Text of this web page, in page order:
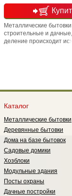
Металлические
строительные и
деление происходит
изготовлении всех
вариантов
Разница заключается
Каталог
Металлические бытовки
Деревянные бытовки
Дома на базе бытовок
Садовые домики
Хозблоки
Модульные здания
Посты охраны
Дачные постройки